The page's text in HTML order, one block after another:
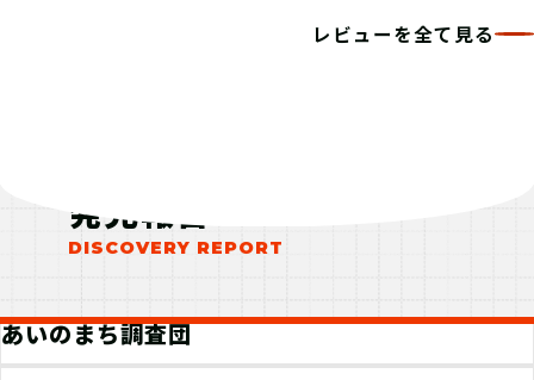
レビューを全て見る
発見報告
あいのまち調査団